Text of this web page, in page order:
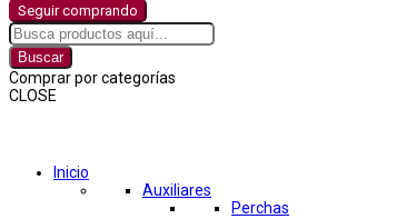
Seguir comprando
Buscar
Comprar por categorías
CLOSE
Inicio
Auxiliares
Perchas